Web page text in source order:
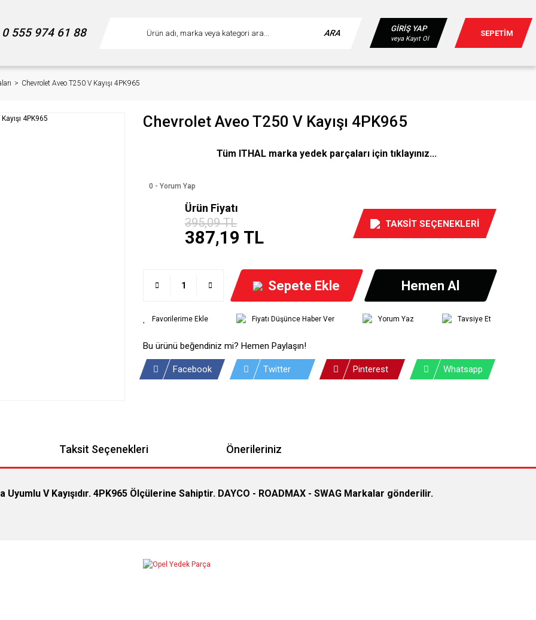
0 555 974 61 88 ARA GİRİŞ YAP
veya Kayıt Ol
SEPETİM
Chevrolet Aveo T250 V Kayışı 4PK965
Chevrolet Aveo T250 V Kayışı 4PK965
Tüm ITHAL marka yedek parçaları için tıklayınız...
0 - Yorum Yap
Ürün Fiyatı
395,09 TL
387,19 TL
TAKSİT SEÇENEKLERİ
Sepete Ekle Hemen Al
Fiyatı Düşünce Haber Ver Yorum Yaz Tavsiye Et
Bu ürünü beğendiniz mi? Hemen Paylaşın!
Facebook Twitter Pinterest Whatsapp
Taksit Seçenekleri Önerileriniz
V Kayışıdır. 4PK965 Ölçülerine Sahiptir. DAYCO - ROADMAX - SWAG Markalar gönderilir.
yetersiz gördüğünüz noktaları öneri formunu kullanarak tarafımıza iletebilirsiniz.